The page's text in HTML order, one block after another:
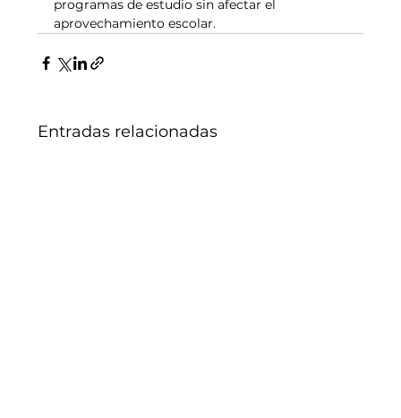
programas de estudio sin afectar el
aprovechamiento escolar.
Entradas relacionadas